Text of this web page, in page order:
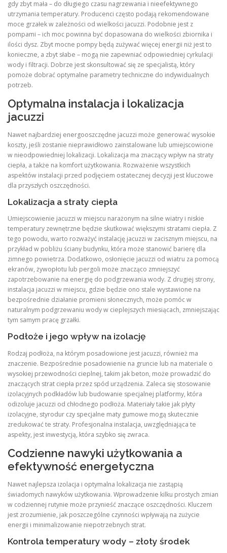
gdy zbyt mała – do długiego czasu nagrzewania i nieefektywnego
utrzymania temperatury. Producenci często podają rekomendowane
moce grzałek w zależności od wielkości jacuzzi. Podobnie jest z
pompami – ich moc powinna być dopasowana do wielkości zbiornika i
ilości dysz. Zbyt mocne pompy będą zużywać więcej energii niż jest to
konieczne, a zbyt słabe – mogą nie zapewniać odpowiedniej cyrkulacji
wody i filtracji. Dobrze jest skonsultować się ze specjalistą, który
pomoże dobrać optymalne parametry techniczne do indywidualnych
potrzeb.
Optymalna instalacja i lokalizacja
jacuzzi
Nawet najbardziej energooszczędne jacuzzi może generować wysokie
koszty, jeśli zostanie nieprawidłowo zainstalowane lub umiejscowione
w nieodpowiedniej lokalizacji. Lokalizacja ma znaczący wpływ na straty
ciepła, a także na komfort użytkowania. Rozważenie wszystkich
aspektów instalacji przed podjęciem ostatecznej decyzji jest kluczowe
dla przyszłych oszczędności.
Lokalizacja a straty ciepła
Umiejscowienie jacuzzi w miejscu narażonym na silne wiatry i niskie
temperatury zewnętrzne będzie skutkować większymi stratami ciepła. Z
tego powodu, warto rozważyć instalację jacuzzi w zacisznym miejscu, na
przykład w pobliżu ściany budynku, która może stanowić barierę dla
zimnego powietrza. Dodatkowo, osłonięcie jacuzzi od wiatru za pomocą
ekranów, żywopłotu lub pergoli może znacząco zmniejszyć
zapotrzebowanie na energię do podgrzewania wody. Z drugiej strony,
instalacja jacuzzi w miejscu, gdzie będzie ono stale wystawione na
bezpośrednie działanie promieni słonecznych, może pomóc w
naturalnym podgrzewaniu wody w cieplejszych miesiącach, zmniejszając
tym samym pracę grzałki.
Podłoże i jego wpływ na izolację
Rodzaj podłoża, na którym posadowione jest jacuzzi, również ma
znaczenie. Bezpośrednie posadowienie na gruncie lub na materiale o
wysokiej przewodności cieplnej, takim jak beton, może prowadzić do
znaczących strat ciepła przez spód urządzenia. Zaleca się stosowanie
izolacyjnych podkładów lub budowanie specjalnej platformy, która
odizoluje jacuzzi od chłodnego podłoża. Materiały takie jak płyty
izolacyjne, styrodur czy specjalne maty gumowe mogą skutecznie
zredukować te straty. Profesjonalna instalacja, uwzględniająca te
aspekty, jest inwestycją, która szybko się zwraca.
Codzienne nawyki użytkowania a
efektywność energetyczna
Nawet najlepsza izolacja i optymalna lokalizacja nie zastąpią
świadomych nawyków użytkowania. Wprowadzenie kilku prostych zmian
w codziennej rutynie może przynieść znaczące oszczędności. Kluczem
jest zrozumienie, jak poszczególne czynności wpływają na zużycie
energii i minimalizowanie niepotrzebnych strat.
Kontrola temperatury wody – złoty środek